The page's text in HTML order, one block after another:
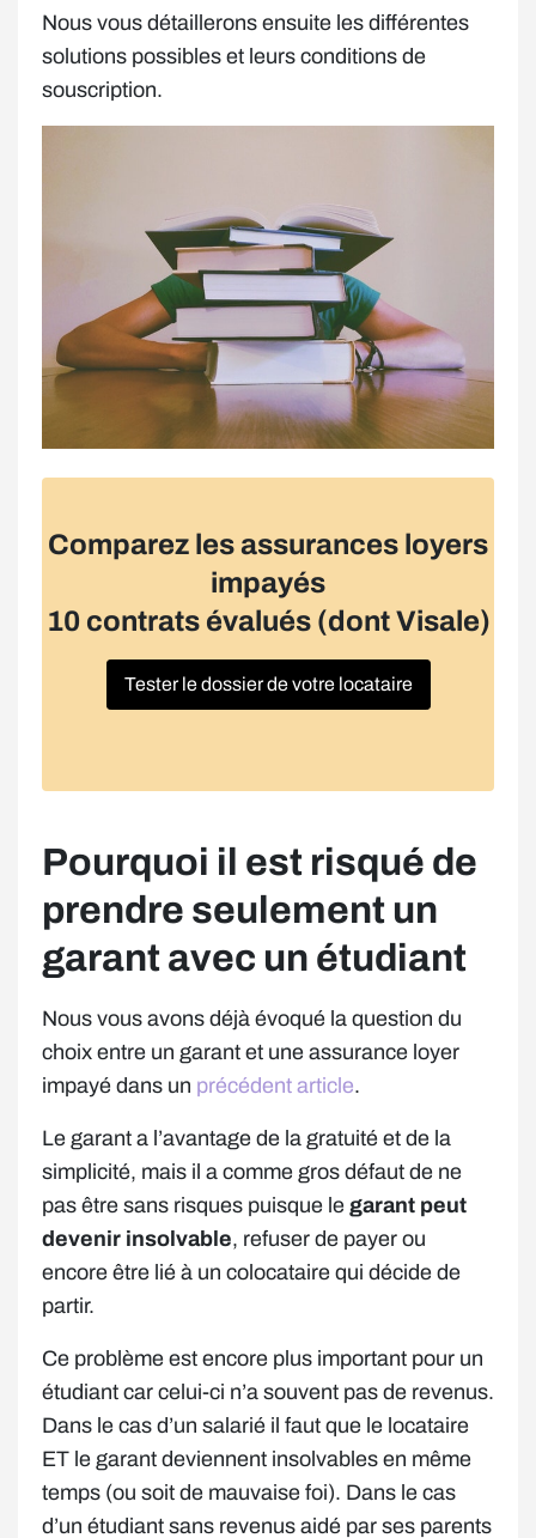
Nous vous détaillerons ensuite les différentes
solutions possibles et leurs conditions de
souscription.
Comparez les assurances loyers
impayés
10 contrats évalués (dont Visale)
Tester le dossier de votre locataire
Pourquoi il est risqué de
prendre seulement un
garant avec un étudiant
Nous vous avons déjà évoqué la question du
choix entre un garant et une assurance loyer
impayé dans un précédent article.
Le garant a l’avantage de la gratuité et de la
simplicité, mais il a comme gros défaut de ne
pas être sans risques puisque le garant peut
devenir insolvable, refuser de payer ou
encore être lié à un colocataire qui décide de
partir.
Ce problème est encore plus important pour un
étudiant car celui-ci n’a souvent pas de revenus.
Dans le cas d’un salarié il faut que le locataire
ET le garant deviennent insolvables en même
temps (ou soit de mauvaise foi). Dans le cas
d’un étudiant sans revenus aidé par ses parents